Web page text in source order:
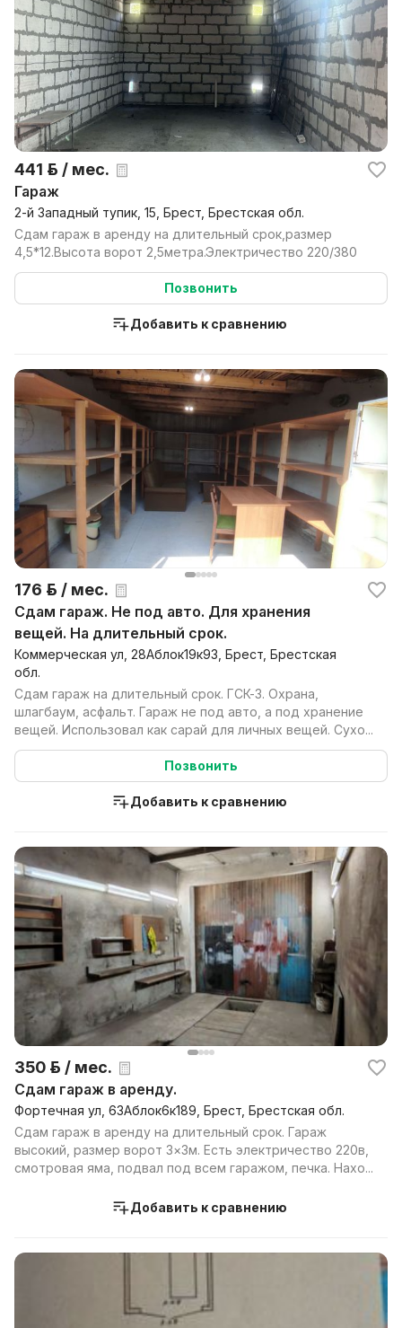
441 р. / мес.
Гараж
2-й Западный тупик, 15, Брест, Брестская обл.
Сдам гараж в аренду на длительный срок,размер
4,5*12.Высота ворот 2,5метра.Электричество 220/380
Позвонить
Добавить к сравнению
176 р. / мес.
Сдам гараж. Не под авто. Для хранения
вещей. На длительный срок.
Коммерческая ул, 28Аблок19к93, Брест, Брестская
обл.
Сдам гараж на длительный срок. ГСК-3. Охрана,
шлагбаум, асфальт. Гараж не под авто, а под хранение
вещей. Использовал как сарай для личных вещей. Сухо...
Позвонить
Добавить к сравнению
350 р. / мес.
Сдам гараж в аренду.
Фортечная ул, 63Аблок6к189, Брест, Брестская обл.
Сдам гараж в аренду на длительный срок. Гараж
высокий, размер ворот 3×3м. Есть электричество 220в,
смотровая яма, подвал под всем гаражом, печка. Нахо...
Добавить к сравнению